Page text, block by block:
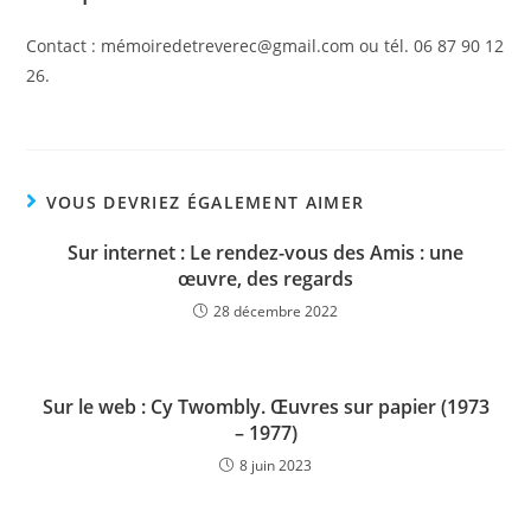
Contact : mémoiredetreverec@gmail.com ou tél. 06 87 90 12
26.
VOUS DEVRIEZ ÉGALEMENT AIMER
Sur internet : Le rendez-vous des Amis : une
œuvre, des regards
28 décembre 2022
Sur le web : Cy Twombly. Œuvres sur papier (1973
– 1977)
8 juin 2023